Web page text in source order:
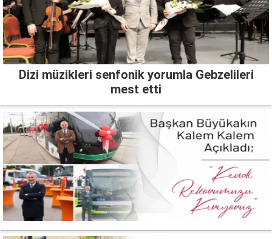
Dizi müzikleri senfonik yorumla Gebzelileri
mest etti